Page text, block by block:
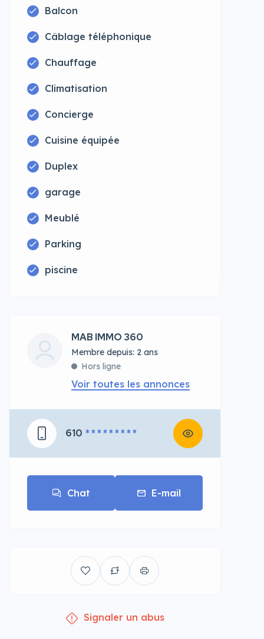
Balcon
Câblage téléphonique
Chauffage
Climatisation
Concierge
Cuisine équipée
Duplex
garage
Meublé
Parking
piscine
MAB IMMO 360
Membre depuis: 2 ans
Hors ligne
Voir toutes les annonces
610 * * * * * * * * *
Chat E-mail
Signaler un abus